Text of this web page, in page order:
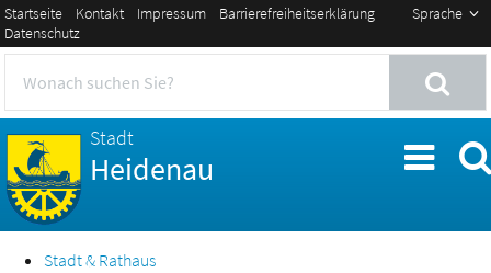
Sprache
Startseite Kontakt Impressum
Barrierefreiheitserklärung
Datenschutz
Stadt
Heidenau
Stadt & Rathaus